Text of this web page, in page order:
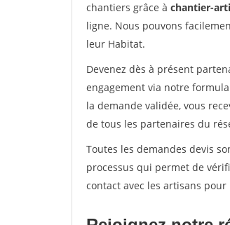
chantiers grâce à chantier-
ligne. Nous pouvons
leur Habitat.
Devenez dès à présent
engagement via notre
la demande validée, vous
de tous les partenaires du
Toutes les demandes devis
processus qui permet de
contact avec les artisans